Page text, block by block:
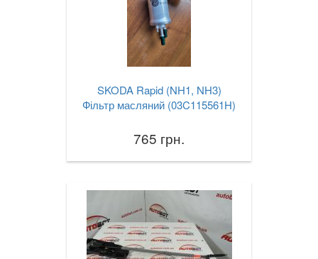
SKODA Rapid (NH1, NH3)
Фільтр масляний (03C115561H)
765 грн.